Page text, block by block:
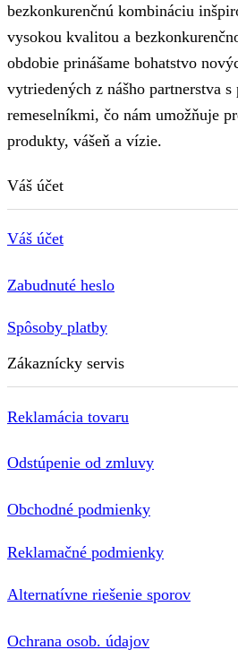
bezkonkurenčnú kombináciu
vysokou kvalitou a
obdobie prinášame bohatstvo
vytriedených z nášho partnerstva
remeselníkmi, čo nám umožňuje
produkty, vášeň a vízie.
Váš účet
Váš účet
Zabudnuté heslo
Spôsoby platby
Zákaznícky servis
Reklamácia tovaru
Odstúpenie od zmluvy
Obchodné podmienky
Reklamačné podmienky
Alternatívne riešenie sporov
Ochrana osob. údajov